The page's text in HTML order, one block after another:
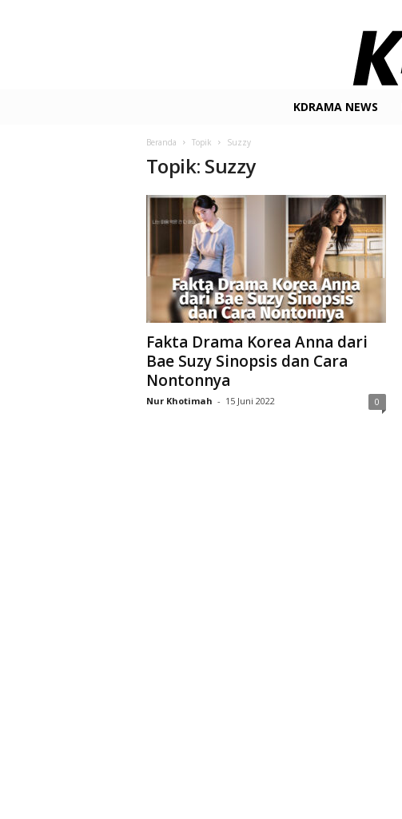
KDRAMA NEWS
Beranda Topik Suzzy
Topik: Suzzy
Fakta Drama Korea Anna dari
Bae Suzy Sinopsis dan Cara
Nontonnya
Nur Khotimah - 15 Juni 2022 0